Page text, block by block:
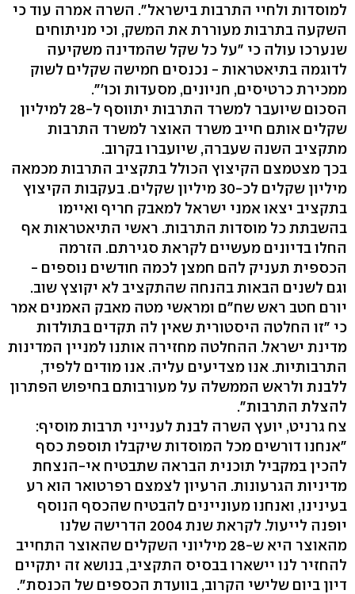
למוסדות ולחיי התרבות בישראל". השרה אמרה עוד כי
השקעה בתרבות מעוררת את המשק, וכי מניתוחים
שנערכו עולה כי "על כל שקל שהמדינה משקיעה
לדוגמה בתיאטראות - נכנסים חמישה שקלים לשוק
ממכירת כרטיסים, חניונים, מסעדות וכו'".
הסכום שיועבר למשרד התרבות יתווסף ל-28 למיליון
שקלים אותם חייב משרד האוצר למשרד התרבות
מתקציב השנה שעברה, שיועברו בקרוב.
בכך מצטמצם הקיצוץ הכולל בתקציב התרבות מכמאה
מיליון שקלים לכ-30 מיליון שקלים. בעקבות הקיצוץ
בתקציב יצאו אמני ישראל למאבק חריף ואיימו
בהשבתת כל מוסדות התרבות. ראשי התיאטראות אף
החלו בדיונים מעשיים לקראת סגירתם. הזרמה
הכספית תעניק להם חמצן לכמה חודשים נוספים -
וגם לשנים הבאות בהנחה שהתקציב לא יקוצץ שוב.
יורם חטב ראש שח"ם ומראשי מטה מאבק האמנים אמר
כי "זו החלטה היסטורית שאין לה תקדים בתולדות
מדינת ישראל. ההחלטה מחזירה אותנו למניין המדינות
התרבותיות. אנו מצדיעים עליה. אנו מודים ללפיד,
ללבנת ולראש הממשלה על מעורבותם בחיפוש הפתרון
להצלת התרבות".
צח גרניט, יועץ השרה לבנת לענייני תרבות מוסיף:
"אנחנו דורשים מכל המוסדות שיקבלו תוספת כסף
להכין במקביל תוכנית הבראה שתבטיח אי-הנצחת
מדיניות הגרעונות. הרעיון לצמצם רפרטואר הוא רע
בעינינו, ואנחנו מעוניינים להבטיח שהכסף הנוסף
יופנה לייעול. לקראת שנת 2004 הדרישה שלנו
מהאוצר היא ש-28 מיליוני השקלים שהאוצר התחייב
להחזיר לנו יישארו בבסיס התקציב, בנושא זה יתקיים
דיון ביום שלישי הקרוב, בוועדת הכספים של הכנסת".